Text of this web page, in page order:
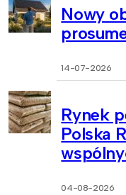
Nowy
14-07-2026
Rynek
Polska
04-08-2026